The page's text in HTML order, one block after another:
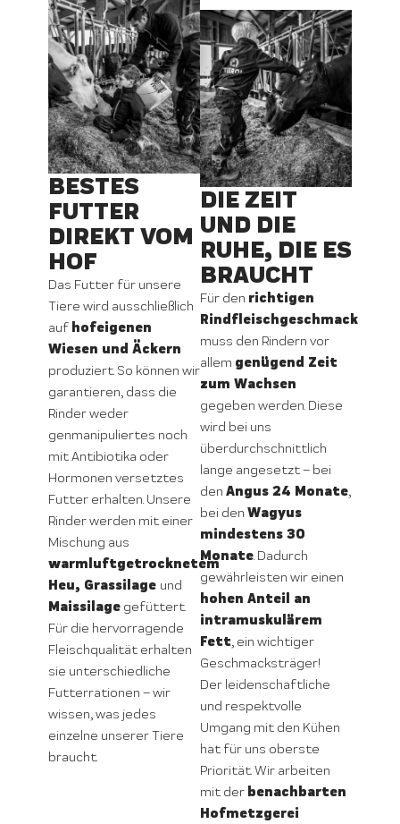
BESTES
FUTTER
DIREKT VOM
HOF
Das Futter für unsere
Tiere wird ausschließlich
auf hofeigenen
Wiesen und Äckern
produziert. So können wir
garantieren, dass die
Rinder weder
genmanipuliertes noch
mit Antibiotika oder
Hormonen versetztes
Futter erhalten. Unsere
Rinder werden mit einer
Mischung aus
warmluftgetrocknetem
Heu, Grassilage und
Maissilagegefüttert.
Für die hervorragende
Fleischqualität erhalten
sie unterschiedliche
Futterrationen – wir
wissen, was jedes
einzelne unserer Tiere
braucht.
DIE ZEIT
UND DIE
RUHE, DIE ES
BRAUCHT
Für den richtigen
Rindfleischgeschmack
muss den Rindern vor
allem genügend Zeit
zum Wachsen
gegeben werden. Diese
wird bei uns
überdurchschnittlich
lange angesetzt – bei
den Angus 24 Monate,
bei den Wagyus
mindestens 30
Monate. Dadurch
gewährleisten wir einen
hohen Anteil an
intramuskulärem
Fett, ein wichtiger
Geschmacksträger!
Der leidenschaftliche
und respektvolle
Umgang mit den Kühen
hat für uns oberste
Priorität. Wir arbeiten
mit der benachbarten
Hofmetzgerei